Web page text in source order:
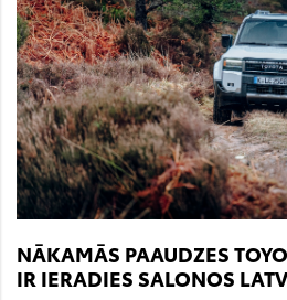
NĀKAMĀS PAAUDZES
IR IERADIES SALONOS